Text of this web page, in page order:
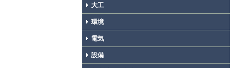
大工
環境
電気
設備